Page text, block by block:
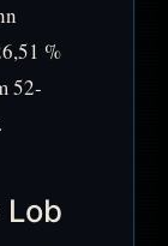
%
52-